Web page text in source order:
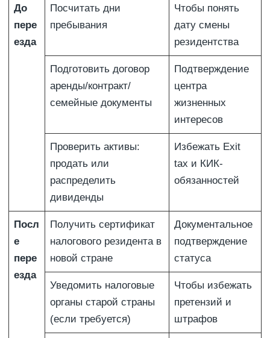
До
пере
езда
Посчитать дни
пребывания
Чтобы понять
дату смены
резидентства
Подготовить договор
аренды/контракт/
семейные документы
Подтверждение
центра
жизненных
интересов
Проверить активы:
продать или
распределить
дивиденды
Избежать Exit
tax и КИК-
обязанностей
Посл
е
пере
езда
Получить сертификат
налогового резидента в
новой стране
Документальное
подтверждение
статуса
Уведомить налоговые
органы старой страны
(если требуется)
Чтобы избежать
претензий и
штрафов